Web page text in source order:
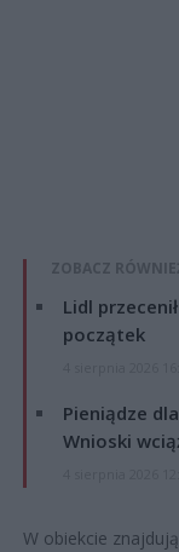
ZOBACZ
Lidl
początek
Pieniądze
Wnioski
W obiekcie